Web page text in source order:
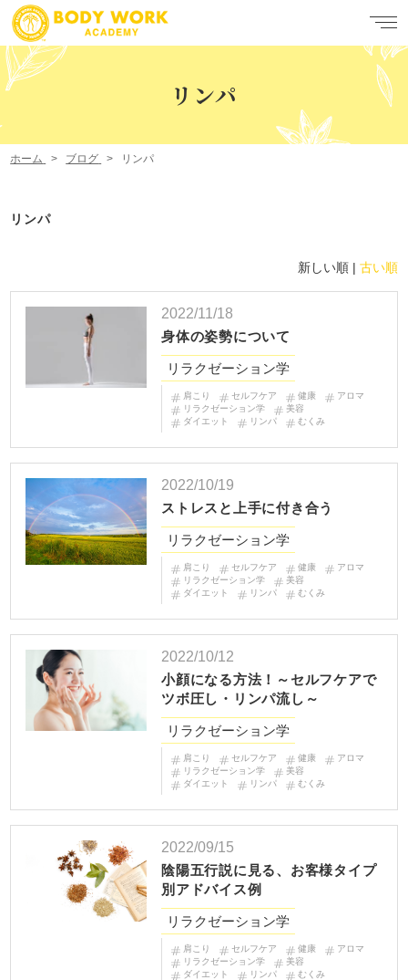
リンパ
ホーム ブログ リンパ
リンパ
新しい順 | 古い順
2022/11/18
身体の姿勢について
リラクゼーション学
肩こり セルフケア 健康
アロマ
リラクゼーション学
美容
ダイエット
リンパ むくみ
2022/10/19
ストレスと上手に付き合う
リラクゼーション学
肩こり セルフケア 健康
アロマ
リラクゼーション学
美容
ダイエット
リンパ むくみ
2022/10/12
小顔になる方法！～セルフケアで
ツボ圧し・リンパ流し～
リラクゼーション学
肩こり セルフケア 健康
アロマ
リラクゼーション学
美容
ダイエット
リンパ むくみ
2022/09/15
陰陽五行説に見る、お客様タイプ
別アドバイス例
リラクゼーション学
肩こり セルフケア 健康
アロマ
リラクゼーション学
美容
ダイエット
リンパ むくみ